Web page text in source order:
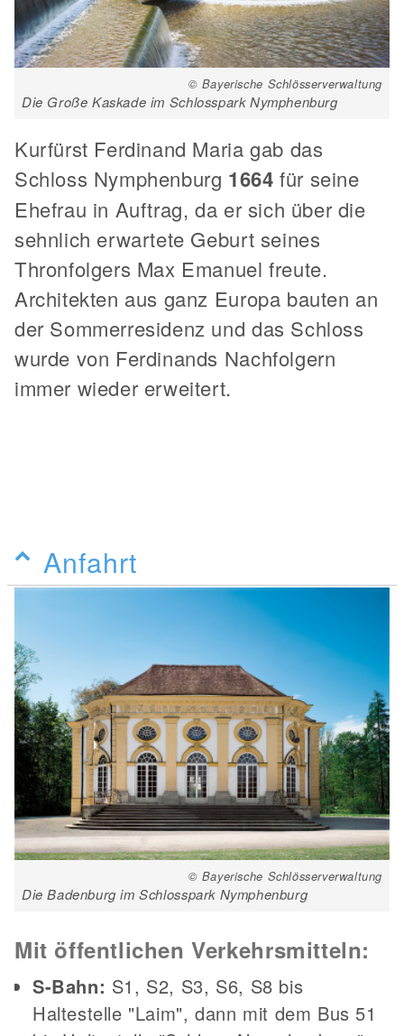
© Bayerische Schlösserverwaltung
Die Große Kaskade im Schlosspark Nymphenburg
Kurfürst Ferdinand Maria gab das
Schloss Nymphenburg 1664 für seine
Ehefrau in Auftrag, da er sich über die
sehnlich erwartete Geburt seines
Thronfolgers Max Emanuel freute.
Architekten aus ganz Europa bauten an
der Sommerresidenz und das Schloss
wurde von Ferdinands Nachfolgern
immer wieder erweitert.
Anfahrt
© Bayerische Schlösserverwaltung
Die Badenburg im Schlosspark Nymphenburg
Mit öffentlichen Verkehrsmitteln:
S-Bahn: S1, S2, S3, S6, S8 bis
Haltestelle "Laim", dann mit dem Bus 51